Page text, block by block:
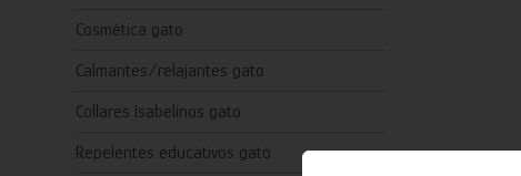
Cosmética gato
Calmantes/relajantes gato
Collares Isabelinos gato
Repelentes educativos gato